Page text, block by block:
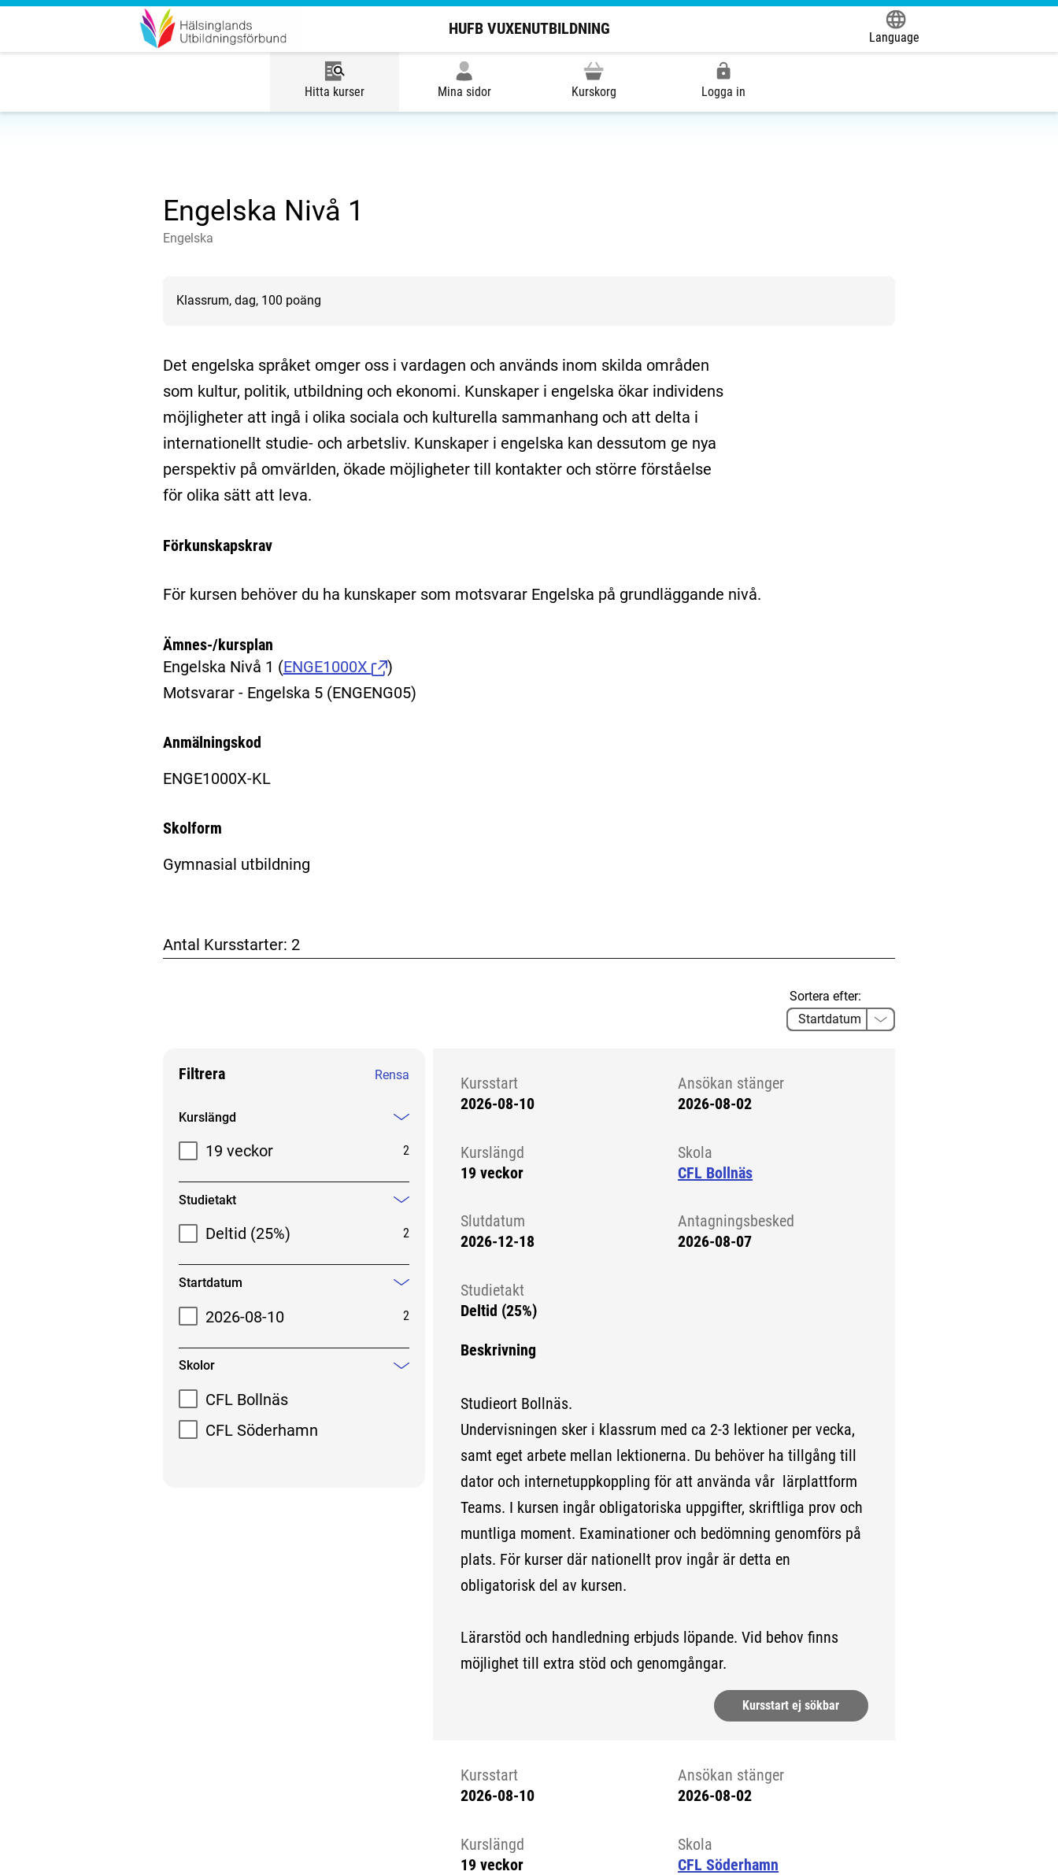
HUFB VUXENUTBILDNING
Language
Hitta kurser Mina sidor Kurskorg Logga in
Engelska Nivå 1
Engelska
Klassrum, dag, 100 poäng
Det engelska språket omger oss i vardagen och används inom skilda områden
som kultur, politik, utbildning och ekonomi. Kunskaper i engelska ökar individens
möjligheter att ingå i olika sociala och kulturella sammanhang och att delta i
internationellt studie- och arbetsliv. Kunskaper i engelska kan dessutom ge nya
perspektiv på omvärlden, ökade möjligheter till kontakter och större förståelse
för olika sätt att leva.
Förkunskapskrav
För kursen behöver du ha kunskaper som motsvarar Engelska på grundläggande nivå.
Ämnes-/kursplan
Engelska Nivå 1 (ENGE1000X
)
Motsvarar - Engelska 5 (ENGENG05)
Anmälningskod
ENGE1000X-KL
Skolform
Gymnasial utbildning
Antal Kursstarter: 2
Sortera efter:
Filtrera Rensa
Filtrera sökresultat
Kurslängd
19 veckor
2
Studietakt
Mindre information
Deltid (25%)
2
Startdatum
Mindre information
2026-08-10
2
Skolor
CFL Bollnäs
CFL Söderhamn
Kursstart
2026-08-10
Ansökan stänger
2026-08-02
Kurslängd
19 veckor
Skola
CFL Bollnäs
Slutdatum
2026-12-18
Antagningsbesked
2026-08-07
Studietakt
Deltid (25%)
Beskrivning
Studieort Bollnäs.
Undervisningen sker i klassrum med ca 2-3 lektioner per vecka,
samt eget arbete mellan lektionerna. Du behöver ha tillgång till
dator och internetuppkoppling för att använda vår lärplattform
Teams. I kursen ingår obligatoriska uppgifter, skriftliga prov och
muntliga moment. Examinationer och bedömning genomförs på
plats. För kurser där nationellt prov ingår är detta en
obligatorisk del av kursen.
Lärarstöd och handledning erbjuds löpande. Vid behov finns
möjlighet till extra stöd och genomgångar.
Kursstart ej sökbar
Kursstart
2026-08-10
Ansökan stänger
2026-08-02
Kurslängd
19 veckor
Skola
CFL Söderhamn